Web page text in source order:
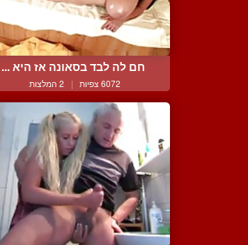
חם לה לבד בסאונה אז היא ...
6072 צפיות | 2 המלצות